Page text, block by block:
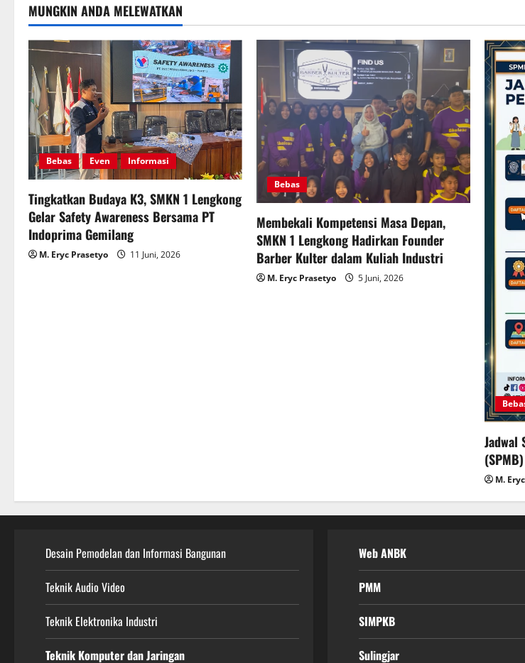
MUNGKIN ANDA MELEWATKAN
Bebas Even Informasi
Tingkatkan Budaya K3, SMKN 1 Lengkong
Gelar Safety Awareness Bersama PT
Indoprima Gemilang
M. Eryc Prasetyo 11 Juni, 2026
Bebas
Membekali Kompetensi Masa Depan,
SMKN 1 Lengkong Hadirkan Founder
Barber Kulter dalam Kuliah Industri
M. Eryc Prasetyo 5 Juni, 2026
Jadwal
M.
Desain Pemodelan dan Informasi Bangunan
Teknik Audio Video
Teknik Elektronika Industri
Teknik Komputer dan Jaringan
Web ANBK
PMM
SIMPKB
Sulingjar